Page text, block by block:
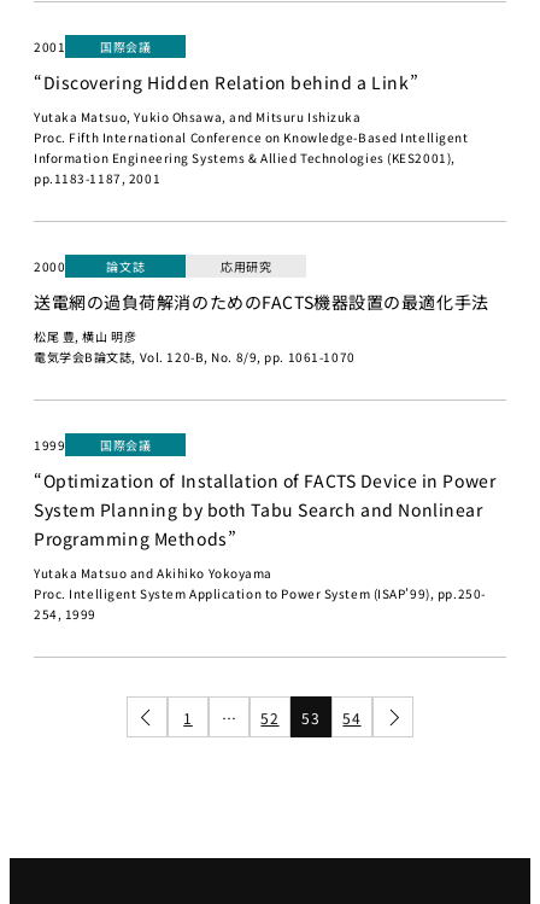
クト／創
プロジェ
クト
Physical
AI 基礎編
Physical
応用編1
Physical AI
2026 応用編
2
Web工学
基礎プロ
ジェクト
Web工学とビ
ジネスモデル
AI経営
AI起業サ
AI Business
動型起業
2001 国際会議
“Discovering Hidden Relation behind a Link”
Yutaka Matsuo, Yukio Ohsawa, and Mitsuru Ishizuka
Proc. Fifth International Conference on Knowledge-Based Intelligent
Information Engineering Systems & Allied Technologies (KES2001),
pp.1183-1187, 2001
2000 論文誌 応用研究
送電網の過負荷解消のためのFACTS機器設置の最適化手法
松尾 豊, 横山 明彦
電気学会B論文誌, Vol. 120-B, No. 8/9, pp. 1061-1070
1999 国際会議
“Optimization of Installation of FACTS Device in Power
System Planning by both Tabu Search and Nonlinear
Programming Methods”
Yutaka Matsuo and Akihiko Yokoyama
Proc. Intelligent System Application to Power System (ISAP’99), pp.250-
254, 1999
1 … 52 53 54